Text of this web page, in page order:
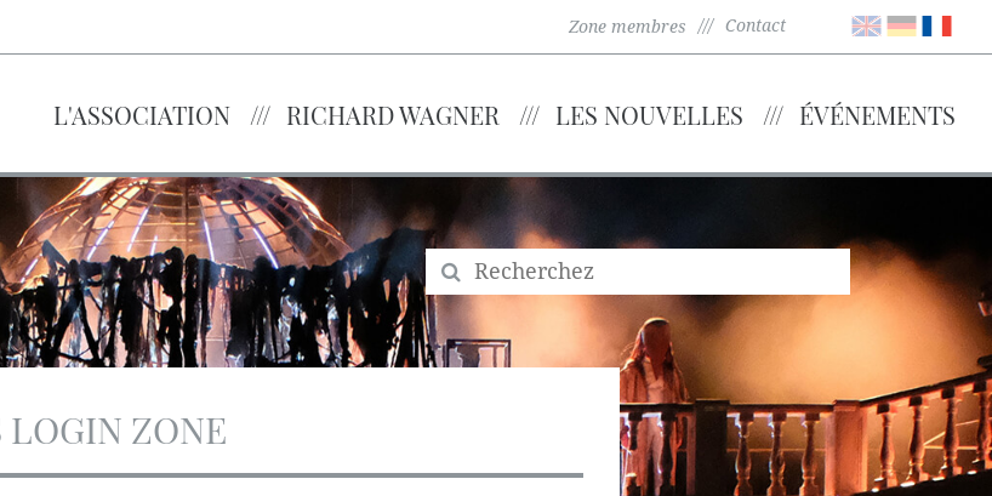
Zone membres Contact
L'ASSOCIATION RICHARD WAGNER LES NOUVELLES ÉVÉNEMENTS
LOGIN ZONE